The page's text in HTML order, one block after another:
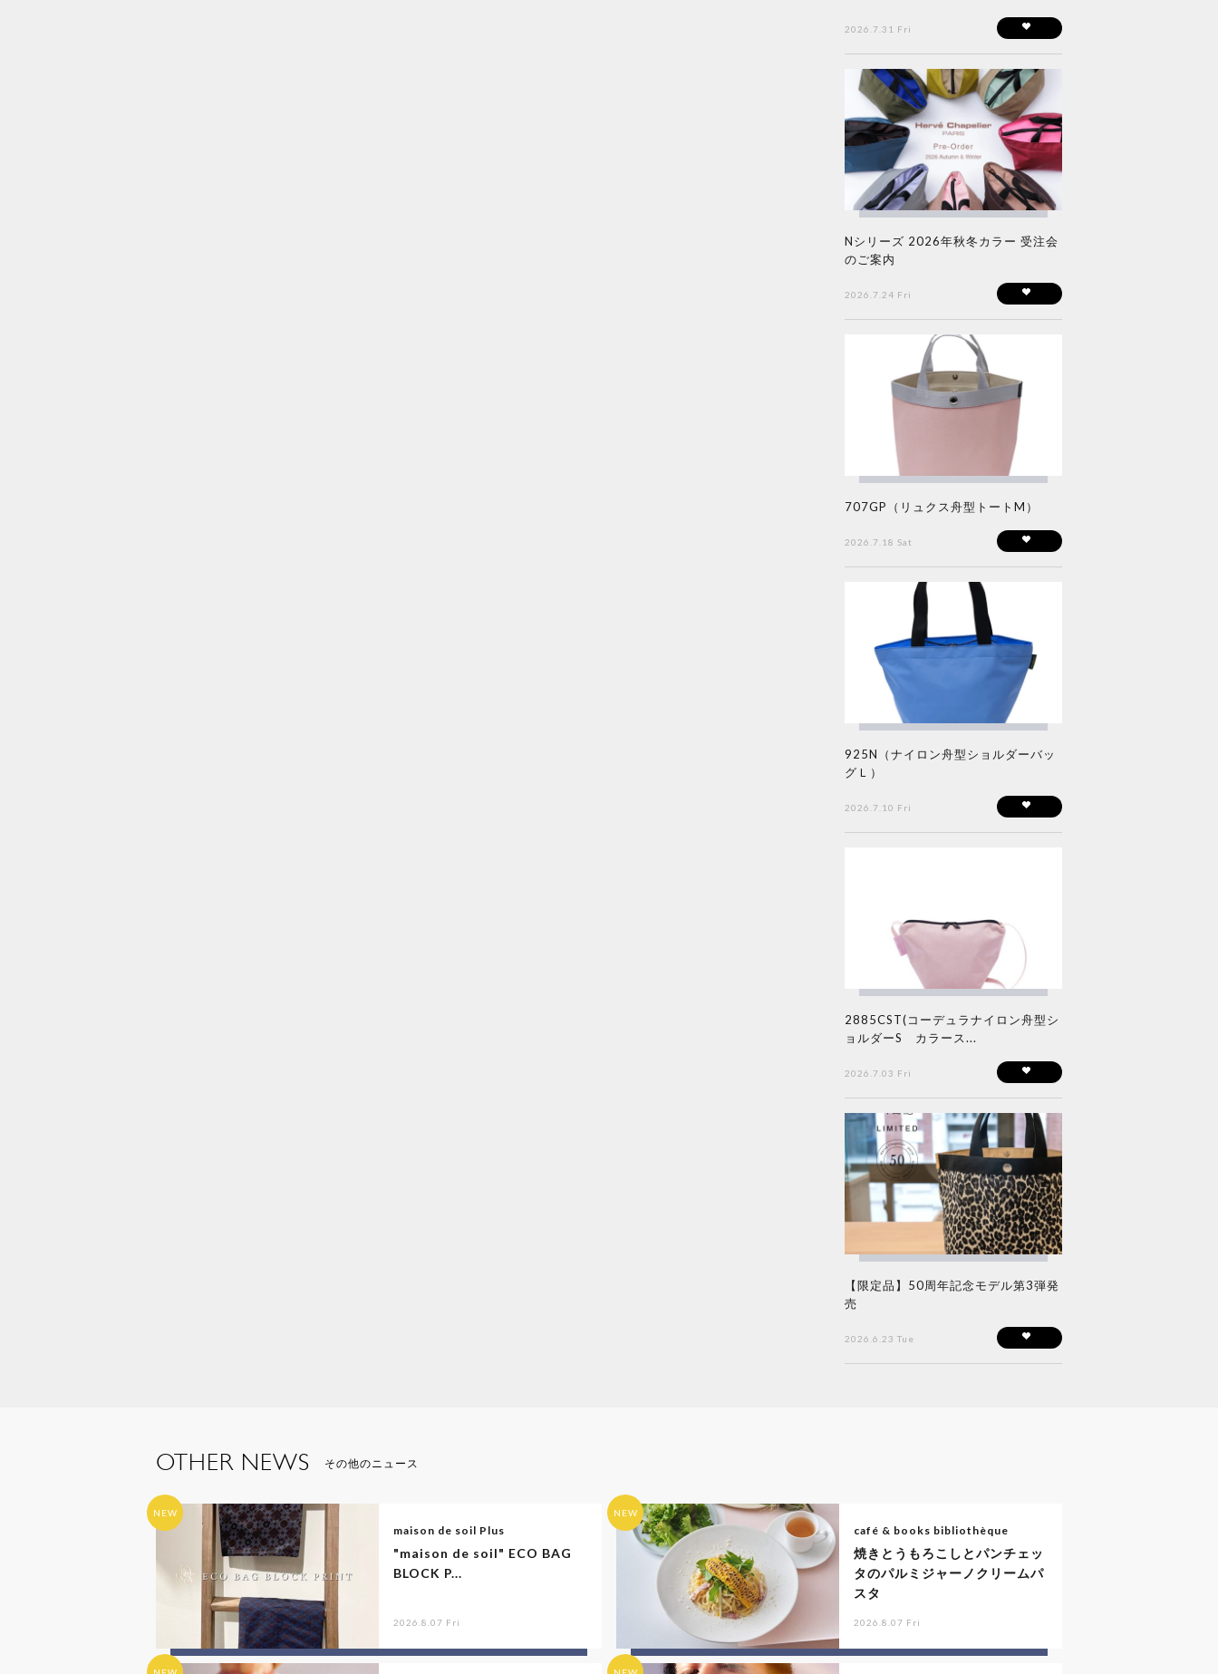
2026.7.31 Fri
Nシリーズ 2026年秋冬カラー 受注会
のご案内
2026.7.24 Fri
707GP（リュクス舟型トートM）
2026.7.18 Sat
925N（ナイロン舟型ショルダーバッ
グＬ）
2026.7.10 Fri
2885CST(コーデュラナイロン舟型シ
ョルダーS カラース...
2026.7.03 Fri
【限定品】50周年記念モデル第3弾発
売
2026.6.23 Tue
OTHER NEWS その他のニュース
NEW
maison de soil Plus
"maison de soil" ECO BAG
BLOCK P...
2026.8.07 Fri
NEW
café & books bibliothèque
焼きとうもろこしとパンチェッ
タのパルミジャーノクリームパ
スタ
2026.8.07 Fri